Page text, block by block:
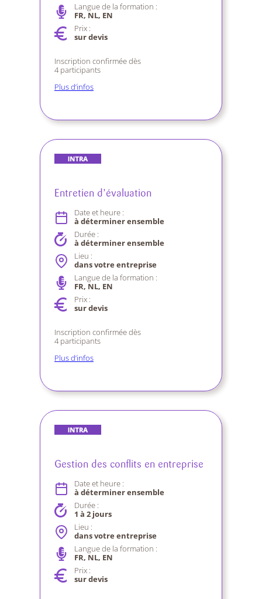
Langue de la formation :
FR, NL, EN
Prix :
sur devis
Inscription confirmée dès
4 participants
Plus d’infos
Entretien d’évaluation
Date et heure :
à déterminer ensemble
Durée :
à déterminer ensemble
Lieu :
dans votre entreprise
Langue de la formation :
FR, NL, EN
Prix :
sur devis
Inscription confirmée dès
4 participants
Plus d’infos
Gestion des conflits en entreprise
Date et heure :
à déterminer ensemble
Durée :
1 à 2 jours
Lieu :
dans votre entreprise
Langue de la formation :
FR, NL, EN
Prix :
sur devis